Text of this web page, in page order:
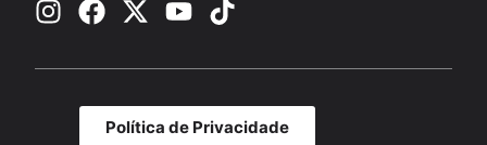
Política de Privacidade